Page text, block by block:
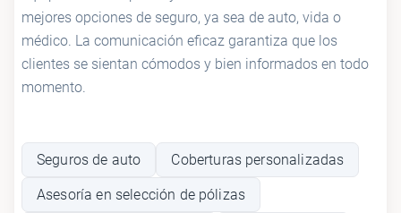
mejores opciones de seguro, ya sea de auto, vida o
médico. La comunicación eficaz garantiza que los
clientes se sientan cómodos y bien informados en todo
momento.
Seguros de auto Coberturas personalizadas
Asesoría en selección de pólizas